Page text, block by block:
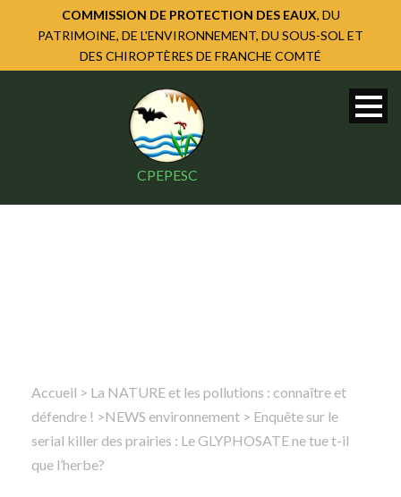
COMMISSION DE PROTECTION DES EAUX, DU
PATRIMOINE, DE L'ENVIRONNEMENT, DU SOUS-SOL ET
DES CHIROPTÈRES DE FRANCHE COMTÉ
CPEPESC
Rechercher
Accueil > La NATURE et les pollutions : connaître et
défendre ! >NEWS environnement > Enquête sur le
serial killer des prairies : Le GLYPHOSATE ne tue t-il
que l’herbe?